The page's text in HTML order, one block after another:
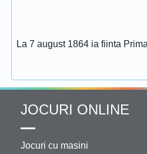
La 7 august 1864 ia fiinta
JOCURI ONLINE
Jocuri cu masini